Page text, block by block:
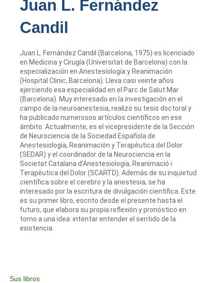
Juan L. Fernández
Candil
Juan L. Fernández Candil (Barcelona, 1975) es licenciado
en Medicina y Cirugía (Universitat de Barcelona) con la
especialización en Anestesiología y Reanimación
(Hospital Clinic, Barcelona). Lleva casi veinte años
ejerciendo esa especialidad en el Parc de Salut Mar
(Barcelona). Muy interesado en la investigación en el
campo de la neuroanestesia, realizó su tesis doctoral y
ha publicado numerosos artículos científicos en ese
ámbito. Actualmente, es el vicepresidente de la Sección
de Neurociencia de la Sociedad Española de
Anestesiología, Reanimación y Terapéutica del Dolor
(SEDAR) y el coordinador de la Neurociencia en la
Societat Catalana d’Anestesiologia, Reanimació i
Terapèutica del Dolor (SCARTD). Además de su inquietud
científica sobre el cerebro y la anestesia, se ha
interesado por la escritura de divulgación científica. Este
es su primer libro, escrito desde el presente hasta el
futuro, que elabora su propia reflexión y pronóstico en
torno a una idea: intentar entender el sentido de la
existencia.
Sus libros